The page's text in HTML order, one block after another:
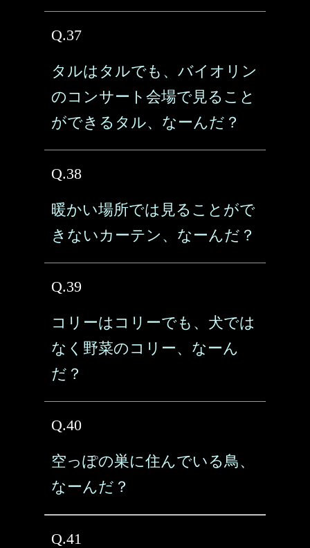
Q.37
タルはタルでも、バイオリン
のコンサート会場で見ること
ができるタル、なーんだ？
Q.38
暖かい場所では見ることがで
きないカーテン、なーんだ？
Q.39
コリーはコリーでも、犬では
なく野菜のコリー、なーん
だ？
Q.40
空っぽの巣に住んでいる鳥、
なーんだ？
Q.41